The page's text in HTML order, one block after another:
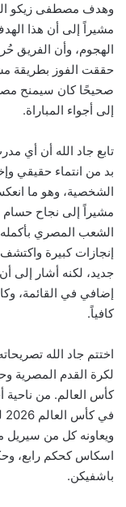
وهدف مصطفى زيكو
مشيراً إلى أن هذا
الهجوم، وأن الفريق
صحيحًا كان سيمنح مصر
إلى أجواء المباراة.
تابع جاد الله أن أي
بد من انتماء حقيقي
الشخصية، وهو ما
مشيراً إلى نجاح
الشعب المصري
إنجازات كبيرة
جديد، لكنه أشار إلى
إضافي في القائمة،
كافياً.
اختتم جاد الله
لكرة القدم المصرية
كأس العالم. من ناحية
ويعاونه كل من سيريل
اسكاس كحكم رابع،
باشفيكن.